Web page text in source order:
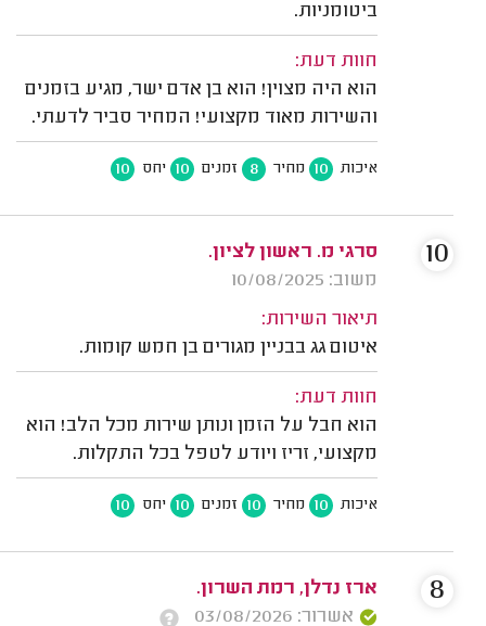
ביטומניות.
חוות דעת:
הוא היה מצוין! הוא בן אדם ישר, מגיע בזמנים
והשירות מאוד מקצועי! המחיר סביר לדעתי.
איכות 10 מחיר 8 זמנים 10 יחס 10
סרגי מ. ראשון לציון.
משוב: 10/08/2025
תיאור השירות:
איטום גג בבניין מגורים בן חמש קומות.
חוות דעת:
הוא חבל על הזמן ונותן שירות מכל הלב! הוא
מקצועי, זריז ויודע לטפל בכל התקלות.
איכות 10 מחיר 10 זמנים 10 יחס 10
10
ארז נדלן, רמת השרון.
אשרור: 03/08/2026
8